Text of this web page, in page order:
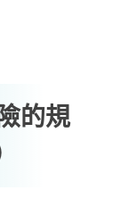
的規